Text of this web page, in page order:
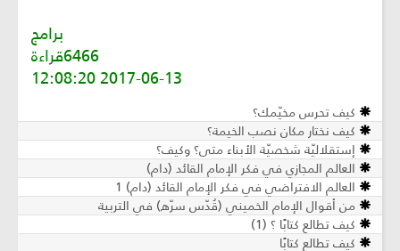
برامج
6466قراءة
2017-06-13 12:08:20
كيف تحرس مخيّمك؟
كيف نختار مكان نصب الخيمة؟
إستقلاليّة شخصيّة الأبناء متى؟ وكيف؟
العالم المجازي في فكر الإمام القائد (دام)
العالم الافتراضي في فكر الإمام القائد (دام) 1
من أقوال الإمام الخميني (قُدّس سرّه) في التربية
كيف تطالع كتابًا ؟ (1)
كيف تطالع كتابًا